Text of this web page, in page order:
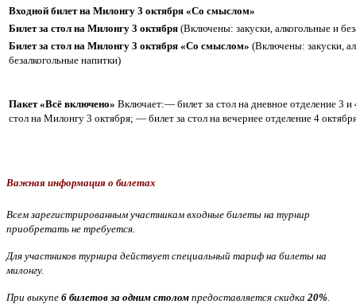
Входной билет на Милонгу 3 октября «Со смыслом»
Билет за стол на Милонгу 3 октября (Включены: закуски, алкогольные и
Билет за стол на Милонгу 3 октября «Со смыслом» (Включены: закуски,
безалкогольные напитки)
Пакет «Всё включено» Включает:— билет за стол на дневное отделение 3
стол на Милонгу 3 октября; — билет за стол на вечернее отделение 4
Важная информация о билетах
Всем зарегистрированным участникам входные билеты на турнир
приобретать не требуется.
Для участников турнира действует специальный тариф на билеты на
милонгу.
При выкупе 6 билетов за одним столом предоставляется скидка 20%